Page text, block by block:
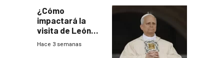
¿Cómo
impactará la
visita de León
XIV a Uruguay?
Hace 3 semanas